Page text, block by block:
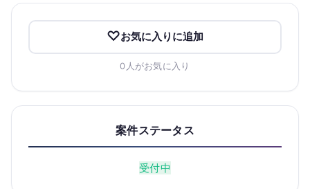
お気に入りに追加
0人がお気に入り
案件ステータス
受付中